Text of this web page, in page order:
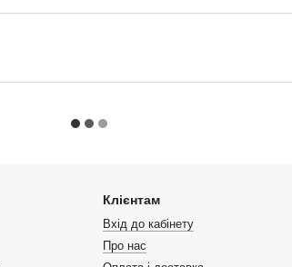
Клієнтам
Вхід до кабінету
Про нас